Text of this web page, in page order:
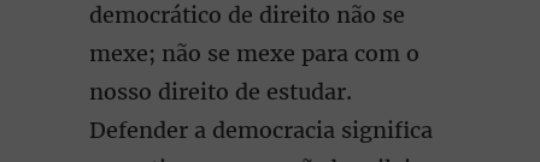
democrático de direito não se
mexe; não se mexe para com o
nosso direito de estudar.
Defender a democracia significa